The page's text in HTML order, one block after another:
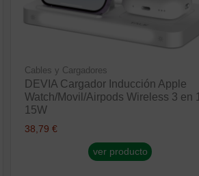
Cables y Cargadores
DEVIA Cargador Inducción Apple
Watch/Movil/Airpods Wireless 3 en 1
15W
38,79 €
ver producto